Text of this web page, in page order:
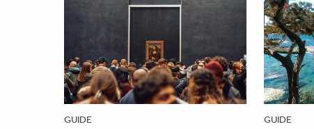
GUIDE GUIDE